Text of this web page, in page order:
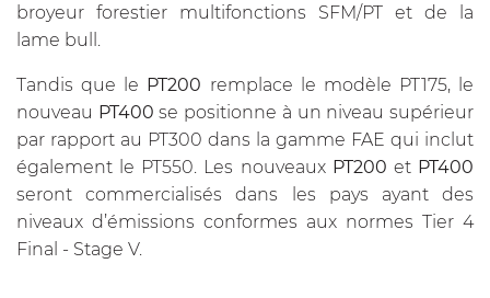
broyeur forestier multifonctions SFM/PT et de la
lame bull.
Tandis que le PT200 remplace le modèle PT175, le
nouveau PT400 se positionne à un niveau supérieur
par rapport au PT300 dans la gamme FAE qui inclut
également le PT550. Les nouveaux PT200 et PT400
seront commercialisés dans les pays ayant des
niveaux d’émissions conformes aux normes Tier 4
Final - Stage V.